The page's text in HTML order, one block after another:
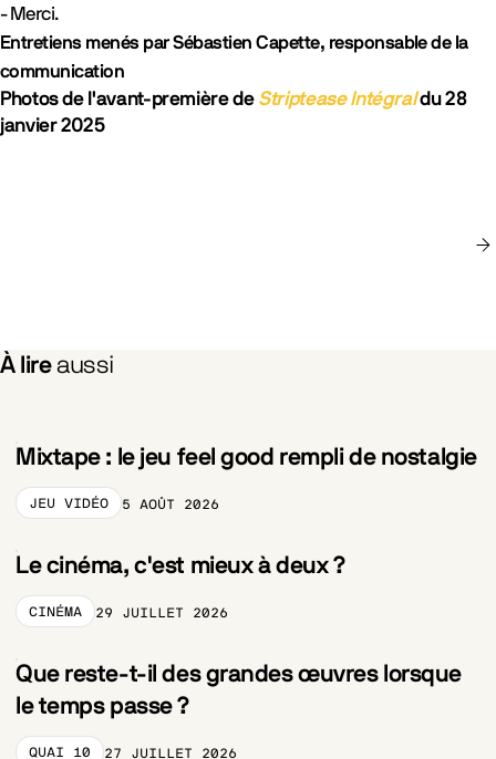
- Merci.
Entretiens menés par Sébastien Capette, responsable de la
communication
Photos de l'avant-première de Striptease Intégral du 28
janvier 2025
À lireaussi
Mixtape : le jeu feel good rempli de nostalgie
CATEGORY_PRELABEL
JEU VIDÉO 5 AOÛT 2026
Le cinéma, c'est mieux à deux ?
CATEGORY_PRELABEL
CINÉMA 29 JUILLET 2026
Que reste-t-il des grandes œuvres lorsque
le temps passe ?
QUAI 10 27 JUILLET 2026